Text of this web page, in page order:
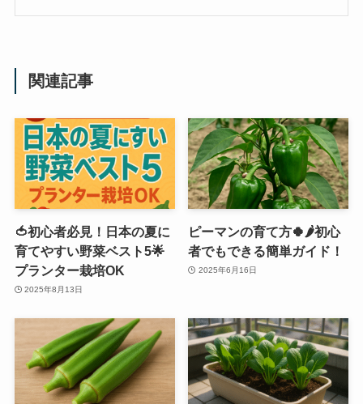
関連記事
🍅初心者必見！日本の夏に
育てやすい野菜ベスト5🌟
プランター栽培OK
2025年8月13日
ピーマンの育て方🍀🌶️初心
者でもできる簡単ガイド！
2025年6月16日